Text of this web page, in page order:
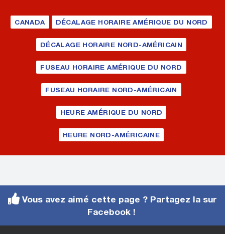
CANADA DÉCALAGE HORAIRE AMÉRIQUE DU NORD
DÉCALAGE HORAIRE NORD-AMÉRICAIN
FUSEAU HORAIRE AMÉRIQUE DU NORD
FUSEAU HORAIRE NORD-AMÉRICAIN
HEURE AMÉRIQUE DU NORD
HEURE NORD-AMÉRICAINE
Vous avez aimé cette page ? Partagez la sur
Facebook !